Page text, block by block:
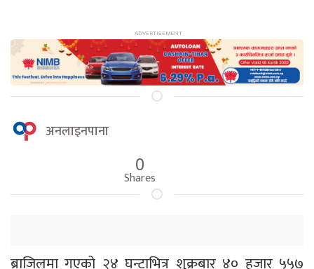
अनलाइनपाना
0
Shares
ब्राजिलमा गएको २४ घन्टाभित्र शुक्रबार ४० हजार ५५७